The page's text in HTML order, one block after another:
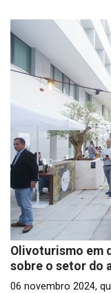
Olivoturismo em
sobre o setor do
06 novembro 2024,